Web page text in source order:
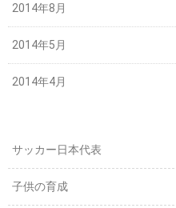
2014年8月
2014年5月
2014年4月
サッカー日本代表
子供の育成